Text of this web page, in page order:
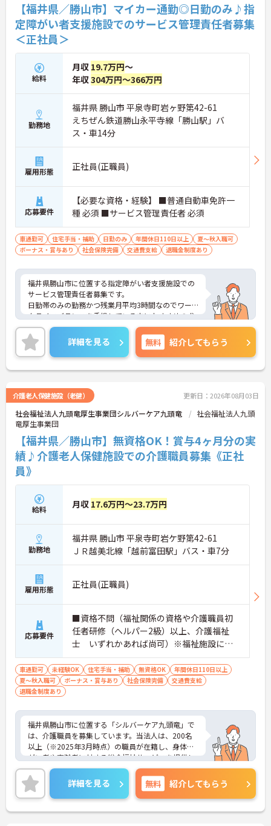
【福井県／勝山市】マイカー通勤◎日勤のみ♪指
定障がい者支援施設でのサービス管理責任者募集
＜正社員＞
給料
月収 19.7万円～
年収304万円～366万円
勤務地
福井県 勝山市 平泉寺町岩ヶ野第42-61
えちぜん鉄道勝山永平寺線「勝山駅」バ
ス・車14分
雇用形態 正社員(正職員)
応募要件
【必要な資格・経験】 ■普通自動車免許一
種 必須 ■サービス管理責任者 必須
車通勤可 住宅手当・補助 日勤のみ 年間休日110日以上
夏～秋入職可
ボーナス・賞与あり
社会保険完備 交通費支給 退職金制度あり
福井県勝山市に位置する指定障がい者支援施設での
サービス管理責任者募集です。
日勤帯のみの勤務かつ残業月平均3時間なのでワー
クライフバランスを重視している方におすすめの求
人です♪
ご興味のある方はご面接のポイントお伝えしますの
でご気軽にお問合せください。
詳細を見る 無料 紹介してもらう
介護老人保健施設（老健） 更新日：2026年08月03日
社会福祉法人九頭竜厚生事業団シルバーケア九頭竜
社会福祉法人九頭
竜厚生事業団
【福井県／勝山市】無資格OK！賞与4ヶ月分の実
績♪介護老人保健施設での介護職員募集《正社
員》
給料 月収 17.6万円～23.7万円
勤務地
福井県 勝山市 平泉寺町岩ケ野第42-61
ＪＲ越美北線「越前富田駅」バス・車7分
雇用形態 正社員(正職員)
応募要件
■資格不問（福祉関係の資格や介護職員初
任者研修（ヘルパー2級）以上、介護福祉
士 いずれかあれば尚可）※福祉施設に経
験ある方・福祉関係の資格者優遇有 ■普通
自動車免許必須（ＡＴ限定可） ■必要なＰ
Ｃスキル：専用のパソコンソフトを使用し
る程度のスキルがあると良いです
車通勤可 未経験OK 住宅手当・補助 無資格OK
年間休日110日以上
夏～秋入職可
ボーナス・賞与あり 社会保険完備
交通費支給
退職金制度あり
福井県勝山市に位置する「シルバーケア九頭竜」で
は、介護職員を募集しています。当法人は、200名
以上（※2025年3月時点）の職員が在籍し、身体障
がい者や高齢者に対する総合福祉サービスを提供し
ています。年間休日は112日で、残業は少なく、プ
ライベートとの両立が可能です。職場は家庭的な雰
囲気で、幅広い年齢層の方が活躍中。未経験者でも
安心して働けるよう、マンツーマンでの丁寧な指導
を行っています。チームワークを大切にし、利用者
詳細を見る 無料 紹介してもらう